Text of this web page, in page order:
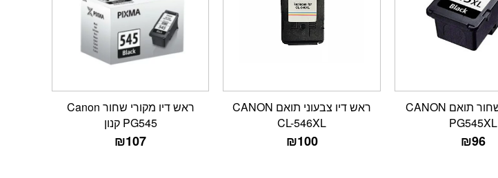
ראש דיו שחור תואם CANON
PG545XL
₪96
ראש דיו צבעוני תואם CANON
CL-546XL
₪100
‏ראש דיו מקורי ‏שחור Canon
PG545 קנון
₪107